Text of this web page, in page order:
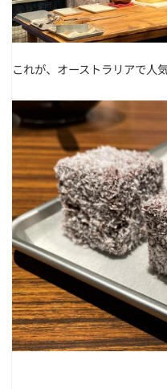
これが、オーストラリアで人